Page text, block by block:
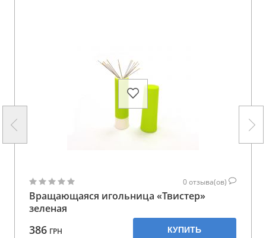
0отзыва(ов)
Вращающаяся игольница «Твистер»
зеленая
386 ГРН КУПИТЬ